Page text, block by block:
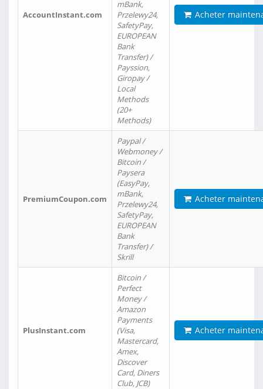
AccountInstant.com
mBank,
Przelewy24,
SafetyPay,
EUROPEAN
Bank
Transfer) /
Payssion,
Giropay /
Local
Methods
(20+
Methods)
Acheter
PremiumCoupon.com
Paypal /
Webmoney /
Bitcoin /
Paysera
(EasyPay,
mBank,
Przelewy24,
SafetyPay,
EUROPEAN
Bank
Transfer) /
Skrill
Acheter
PlusInstant.com
Bitcoin /
Perfect
Money /
Amazon
Payments
(Visa,
Mastercard,
Amex,
Discover
Card, Diners
Club, JCB)
Acheter